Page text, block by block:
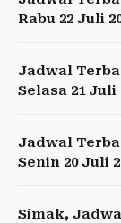
Rabu 22 Juli
Jadwal
Selasa 21 Juli
Jadwal
Senin 20 Juli
Simak,